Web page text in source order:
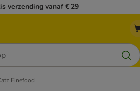
verzending vanaf € 29
Finefood